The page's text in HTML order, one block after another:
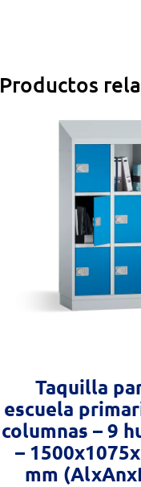
Productos
Taquilla
escuela
columnas – 9
–
mm